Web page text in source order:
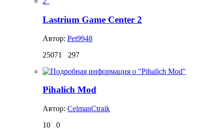
Lastrium Game Center 2
Автор: Pet9948
25071
297
Pihalich Mod
Автор: CelmanCtraik
10
0